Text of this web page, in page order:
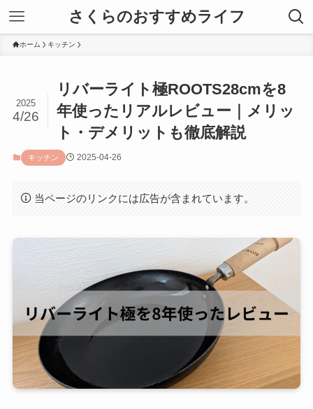
さくらのおすすめライフ
ホーム キッチン
リバーライト極ROOTS28cmを8
年使ったリアルレビュー｜メリッ
ト・デメリットも徹底解説
2025
4/26
キッチン 2025-04-26
当ページのリンクには広告が含まれています。